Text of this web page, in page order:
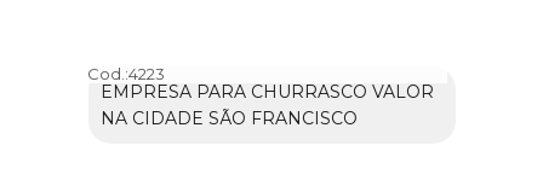
Cod.:4223
EMPRESA PARA CHURRASCO VALOR
NA CIDADE SÃO FRANCISCO